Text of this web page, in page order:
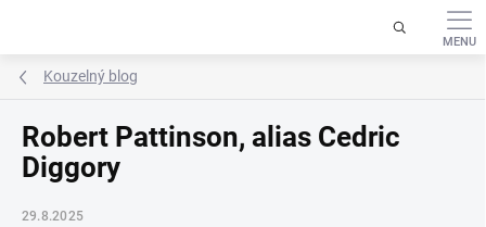
Kouzelný blog
Robert Pattinson, alias Cedric
Diggory
29.8.2025